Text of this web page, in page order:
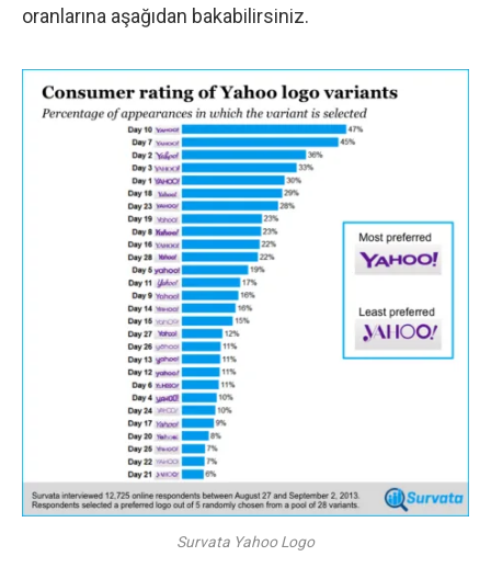
oranlarına aşağıdan bakabilirsiniz.
Survata Yahoo Logo